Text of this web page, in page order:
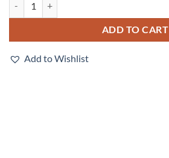
ADD TO CART
Add to Wishlist